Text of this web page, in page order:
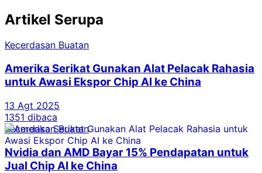
Artikel Serupa
Kecerdasan Buatan
Amerika Serikat Gunakan Alat Pelacak Rahasia
untuk Awasi Ekspor Chip AI ke China
13 Agt 2025
1351 dibaca
Kecerdasan Buatan
Nvidia dan AMD Bayar 15% Pendapatan untuk
Jual Chip AI ke China